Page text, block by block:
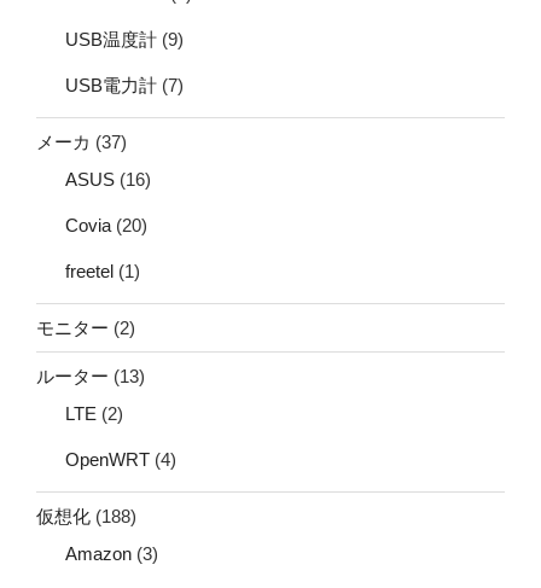
USB温度計 (9)
USB電力計 (7)
メーカ (37)
ASUS (16)
Covia (20)
freetel (1)
モニター (2)
ルーター (13)
LTE (2)
OpenWRT (4)
仮想化 (188)
Amazon (3)